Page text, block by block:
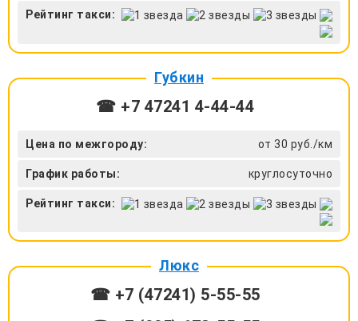
Рейтинг такси:
Губкин
☎ +7 47241 4‑44-44
Цена по межгороду: от 30 руб./км
График работы: круглосуточно
Рейтинг такси:
Люкс
☎ +7 (47241) 5-55-55